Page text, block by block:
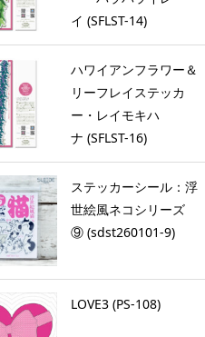
イ (SFLST-14)
ハワイアンフラワー＆
リーフレイステッカ
ー・レイモキハ
ナ (SFLST-16)
ステッカーシール：浮
世絵風ネコシリーズ
⑨ (sdst260101-9)
LOVE3 (PS-108)